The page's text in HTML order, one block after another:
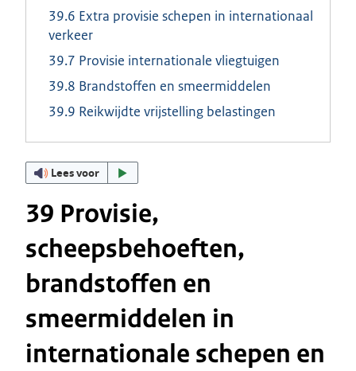
39.6 Extra provisie schepen in internationaal
verkeer
39.7 Provisie internationale vliegtuigen
39.8 Brandstoffen en smeermiddelen
39.9 Reikwijdte vrijstelling belastingen
Lees voor
39 Provisie,
scheepsbehoeften,
brandstoffen en
smeermiddelen in
internationale schepen en